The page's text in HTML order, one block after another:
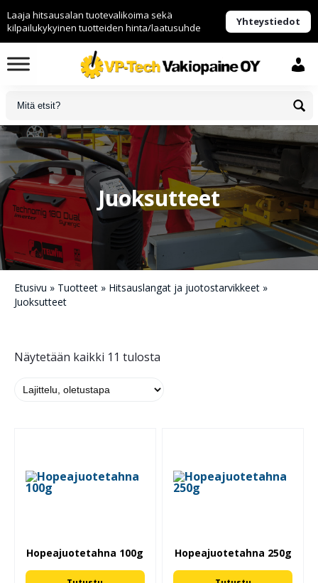
Laaja hitsausalan tuotevalikoima sekä
kilpailukykyinen tuotteiden hinta/laatusuhde
Yhteystiedot
Juoksutteet
Etusivu » Tuotteet » Hitsauslangat ja juotostarvikkeet »
Juoksutteet
Näytetään kaikki 11 tulosta
Hopeajuotetahna 100g Hopeajuotetahna 250g